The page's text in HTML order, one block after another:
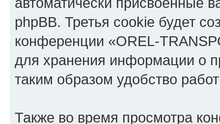
phpBB. Третья cookie будет
конференции «OREL-
для хранения информации о
таким образом удобство
Также во время просмотра